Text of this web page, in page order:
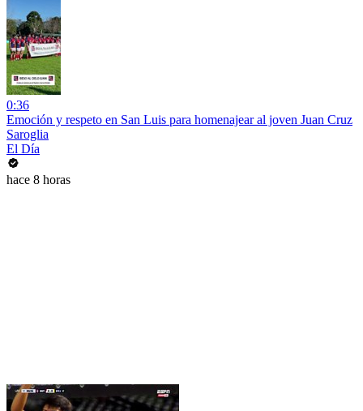
0:36
Emoción y respeto en San Luis para homenajear al joven Juan Cruz
Saroglia
El Día
hace 8 horas